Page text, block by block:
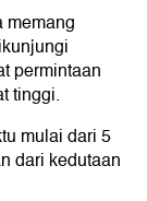
memang
permintaan
tinggi.
mulai dari 5
dari kedutaan